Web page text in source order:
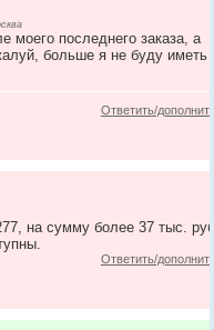
моего последнего заказа, а
больше я не буду иметь
Ответить/
на сумму более 37 тыс.
Ответить/